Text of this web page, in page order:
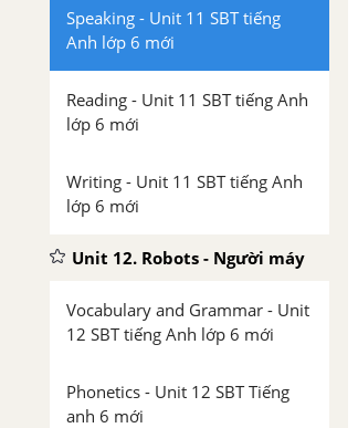
Speaking - Unit 11 SBT tiếng
Anh lớp 6 mới
Reading - Unit 11 SBT tiếng Anh
lớp 6 mới
Writing - Unit 11 SBT tiếng Anh
lớp 6 mới
Unit 12. Robots - Người máy
Vocabulary and Grammar - Unit
12 SBT tiếng Anh lớp 6 mới
Phonetics - Unit 12 SBT Tiếng
anh 6 mới